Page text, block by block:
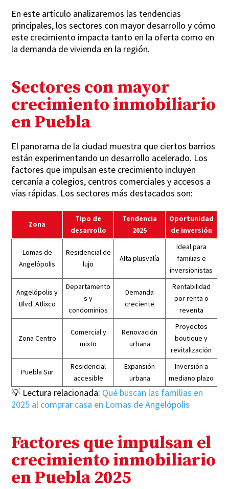
En este artículo analizaremos las tendencias
principales, los sectores con mayor desarrollo y cómo
este crecimiento impacta tanto en la oferta como en
la demanda de vivienda en la región.
Sectores con mayor
crecimiento inmobiliario
en Puebla
El panorama de la ciudad muestra que ciertos barrios
están experimentando un desarrollo acelerado. Los
factores que impulsan este crecimiento incluyen
cercanía a colegios, centros comerciales y accesos a
vías rápidas. Los sectores más destacados son:
Zona
Tipo de
desarrollo
Tendencia
2025
Oportunidad
de inversión
Lomas de
Angelópolis
Residencial de
lujo
Alta plusvalía
Ideal para
familias e
inversionistas
Angelópolis y
Blvd. Atlixco
Departamento
s y
condominios
Demanda
creciente
Rentabilidad
por renta o
reventa
Zona Centro
Comercial y
mixto
Renovación
urbana
Proyectos
boutique y
revitalización
Puebla Sur
Residencial
accesible
Expansión
urbana
Inversión a
mediano plazo
💡 Lectura relacionada: Qué buscan las familias en
2025 al comprar casa en Lomas de Angelópolis
Factores que impulsan el
crecimiento inmobiliario
en Puebla 2025